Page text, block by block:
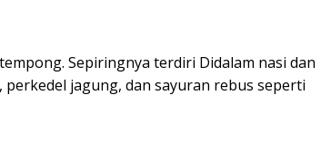
Sepiringnya terdiri Didalam nasi dan
jagung, dan sayuran rebus seperti